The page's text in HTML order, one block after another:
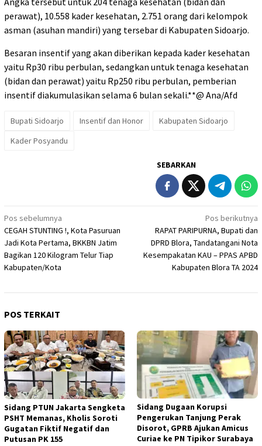
perawat), 10.558 kader kesehatan, 2.751 orang dari kelompok
asman (asuhan mandiri) yang tersebar di Kabupaten Sidoarjo.
Besaran insentif yang akan diberikan kepada kader kesehatan
yaitu Rp30 ribu perbulan, sedangkan untuk tenaga kesehatan
(bidan dan perawat) yaitu Rp250 ribu perbulan, pemberian
insentif diakumulasikan selama 6 bulan sekali.**@ Ana/Afd
Bupati Sidoarjo Insentif dan Honor
Kabupaten Sidoarjo
Kader Posyandu
SEBARKAN
Navigasi
pos
Pos sebelumnya
CEGAH STUNTING !, Kota Pasuruan
Jadi Kota Pertama, BKKBN Jatim
Bagikan 120 Kilogram Telur Tiap
Kabupaten/Kota
Pos berikutnya
RAPAT PARIPURNA, Bupati dan
DPRD Blora, Tandatangani Nota
Kesempakatan KAU – PPAS APBD
Kabupaten Blora TA 2024
POS TERKAIT
Sidang PTUN Jakarta Sengketa
PSHT Memanas, Kholis Soroti
Gugatan Fiktif Negatif dan
Putusan PK 155
Sidang Dugaan Korupsi
Pengerukan Tanjung Perak
Disorot, GPRB Ajukan Amicus
Curiae ke PN Tipikor Surabaya